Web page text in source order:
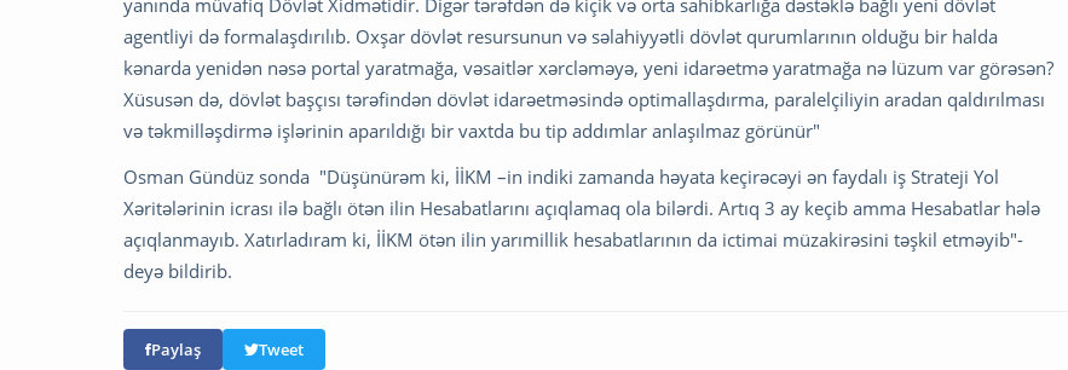
yanında müvafiq Dövlət Xidmətidir. Digər tərəfdən də kiçik və orta sahibkarlığa dəstəklə bağlı yeni dövlət
agentliyi də formalaşdırılıb. Oxşar dövlət resursunun və səlahiyyətli dövlət qurumlarının olduğu bir halda
kənarda yenidən nəsə portal yaratmağa, vəsaitlər xərcləməyə, yeni idarəetmə yaratmağa nə lüzum var görəsən?
Xüsusən də, dövlət başçısı tərəfindən dövlət idarəetməsində optimallaşdırma, paralelçiliyin aradan qaldırılması
və təkmilləşdirmə işlərinin aparıldığı bir vaxtda bu tip addımlar anlaşılmaz görünür"
Osman Gündüz sonda "Düşünürəm ki, İİKM –in indiki zamanda həyata keçirəcəyi ən faydalı iş Strateji Yol
Xəritələrinin icrası ilə bağlı ötən ilin Hesabatlarını açıqlamaq ola bilərdi. Artıq 3 ay keçib amma Hesabatlar hələ
açıqlanmayıb. Xatırladıram ki, İİKM ötən ilin yarımillik hesabatlarının da ictimai müzakirəsini təşkil etməyib"-
deyə bildirib.
Paylaş Tweet